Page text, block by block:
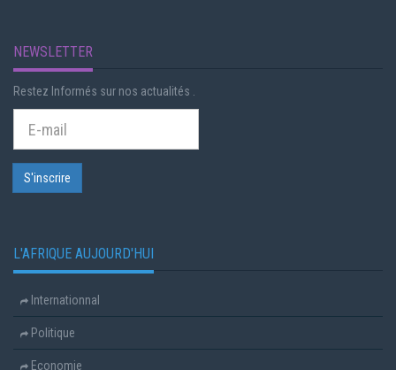
NEWSLETTER
Restez Informés sur nos actualités .
L'AFRIQUE AUJOURD'HUI
Internationnal
Politique
Economie